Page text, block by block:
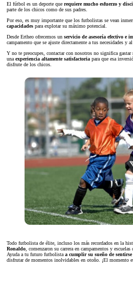
El fútbol es un deporte que requiere mucho esfuerzo y
parte de los chicos como de sus padres.
Por eso, es muy importante que los futbolistas se vean
capacidades para explotar su máximo potencial.
Desde Ertheo ofrecemos un servicio de asesoría efectivo e
campamento que se ajuste directamente a tus necesidades y
Y no te preocupes, contactar con nosotros no significa gastar
una experiencia altamente satisfactoria para que esa
disfrute de los chicos.
Todo futbolista de élite, incluso los más recordados en la
Ronaldo , comenzaron su carrera en campamentos y
Ayuda a tu futuro futbolista a cumplir su sueño de
disfrutar de momentos inolvidables en otoño. ¡El momento